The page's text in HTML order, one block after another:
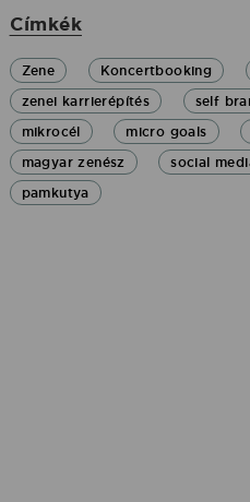
Címkék
Zene Koncertbooking
zenei karrierépítés
self
mikrocél
micro goals
magyar zenész
social
pamkutya